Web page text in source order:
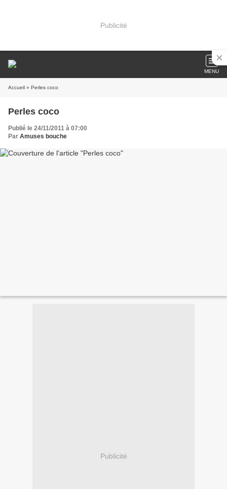
Publicité
MENU
Accueil » Perles coco
Perles coco
Publié le 24/11/2011 à 07:00
Par Amuses bouche
Publicité